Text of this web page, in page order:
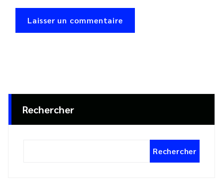
Rechercher
Rechercher